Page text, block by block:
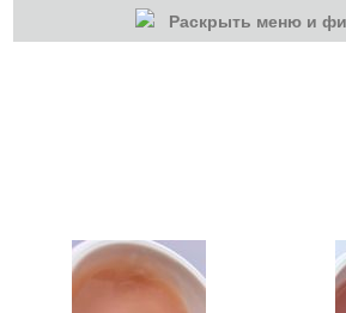
Раскрыть меню и
Гель-краски
Гели и Акрил гели